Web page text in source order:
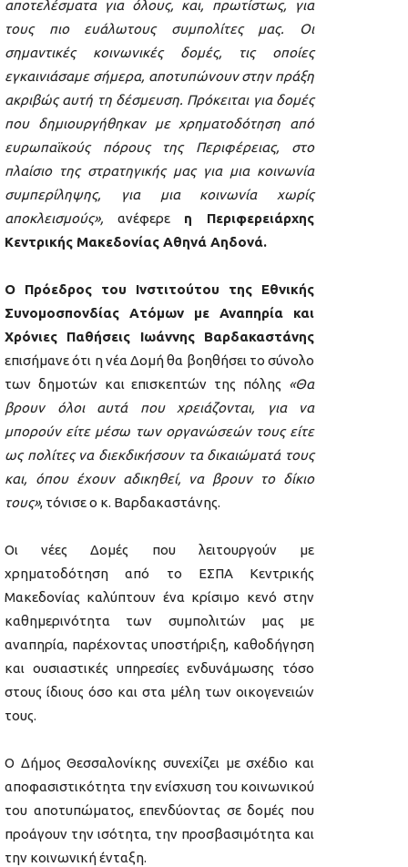
αποτελέσματα για όλους, και, πρωτίστως, για
τους πιο ευάλωτους συμπολίτες μας. Οι
σημαντικές κοινωνικές δομές, τις οποίες
εγκαινιάσαμε σήμερα, αποτυπώνουν στην πράξη
ακριβώς αυτή τη δέσμευση. Πρόκειται για δομές
που δημιουργήθηκαν με χρηματοδότηση από
ευρωπαϊκούς πόρους της Περιφέρειας, στο
πλαίσιο της στρατηγικής μας για μια κοινωνία
συμπερίληψης, για μια κοινωνία χωρίς
αποκλεισμούς», ανέφερε η Περιφερειάρχης
Κεντρικής Μακεδονίας Αθηνά Αηδονά.
O Πρόεδρος του Ινστιτούτου της Εθνικής
Συνομοσπονδίας Ατόμων με Αναπηρία και
Χρόνιες Παθήσεις Ιωάννης Βαρδακαστάνης
επισήμανε ότι η νέα Δομή θα βοηθήσει το σύνολο
των δημοτών και επισκεπτών της πόλης «Θα
βρουν όλοι αυτά που χρειάζονται, για να
μπορούν είτε μέσω των οργανώσεών τους είτε
ως πολίτες να διεκδικήσουν τα δικαιώματά τους
και, όπου έχουν αδικηθεί, να βρουν το δίκιο
τους», τόνισε ο κ. Βαρδακαστάνης.
Οι νέες Δομές που λειτουργούν με
χρηματοδότηση από το ΕΣΠΑ Κεντρικής
Μακεδονίας καλύπτουν ένα κρίσιμο κενό στην
καθημερινότητα των συμπολιτών μας με
αναπηρία, παρέχοντας υποστήριξη, καθοδήγηση
και ουσιαστικές υπηρεσίες ενδυνάμωσης τόσο
στους ίδιους όσο και στα μέλη των οικογενειών
τους.
Ο Δήμος Θεσσαλονίκης συνεχίζει με σχέδιο και
αποφασιστικότητα την ενίσχυση του κοινωνικού
του αποτυπώματος, επενδύοντας σε δομές που
προάγουν την ισότητα, την προσβασιμότητα και
την κοινωνική ένταξη.